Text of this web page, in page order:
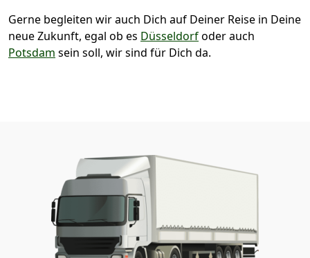
Gerne begleiten wir auch Dich auf Deiner Reise in Deine
neue Zukunft, egal ob es Düsseldorfoder auch
Potsdam sein soll, wir sind für Dich da.